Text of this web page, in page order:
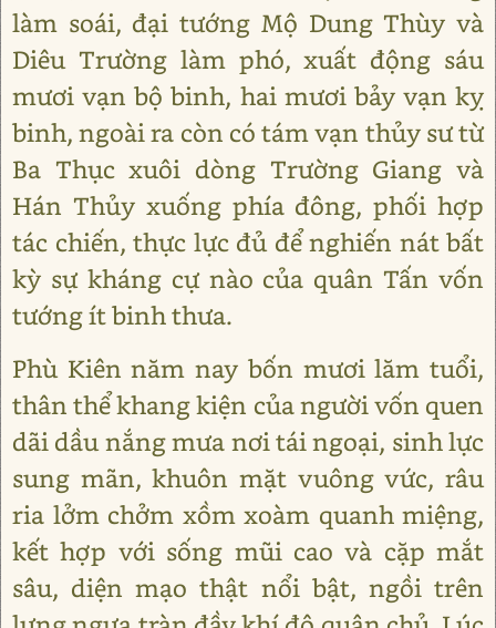
làm soái, đại tướng Mộ Dung Thùy và
Diêu Trường làm phó, xuất động sáu
mươi vạn bộ binh, hai mươi bảy vạn kỵ
binh, ngoài ra còn có tám vạn thủy sư từ
Ba Thục xuôi dòng Trường Giang và
Hán Thủy xuống phía đông, phối hợp
tác chiến, thực lực đủ để nghiến nát bất
kỳ sự kháng cự nào của quân Tấn vốn
tướng ít binh thưa.
Phù Kiên năm nay bốn mươi lăm tuổi,
thân thể khang kiện của người vốn quen
dãi dầu nắng mưa nơi tái ngoại, sinh lực
sung mãn, khuôn mặt vuông vức, râu
ria lởm chởm xồm xoàm quanh miệng,
kết hợp với sống mũi cao và cặp mắt
sâu, diện mạo thật nổi bật, ngồi trên